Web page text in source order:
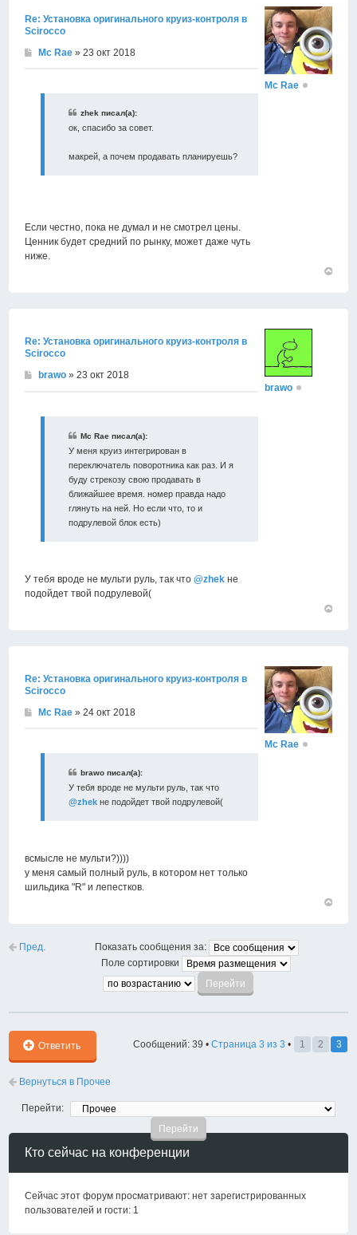
Re: Установка оригинального круиз-контроля в
Scirocco
Mc Rae » 23 окт 2018
zhek писал(а):
ок, спасибо за совет.
макрей, а почем продавать планируешь?
Если честно, пока не думал и не смотрел цены.
Ценник будет средний по рынку, может даже чуть
ниже.
Mc Rae
Re: Установка оригинального круиз-контроля в
Scirocco
brawo » 23 окт 2018
Mc Rae писал(а):
У меня круиз интегрирован в
переключатель поворотника как раз. И я
буду стрекозу свою продавать в
ближайшее время. номер правда надо
глянуть на ней. Но если что, то и
подрулевой блок есть)
У тебя вроде не мульти руль, так что@zhek не
подойдет твой подрулевой(
brawo
Re: Установка оригинального круиз-контроля в
Scirocco
Mc Rae » 24 окт 2018
brawo писал(а):
У тебя вроде не мульти руль, так что
@zhek не подойдет твой подрулевой(
всмысле не мульти?))))
у меня самый полный руль, в котором нет только
шильдика "R" и лепестков.
Mc Rae
Пред.
Показать сообщения за:
Поле сортировки
Ответить Сообщений: 39 • Страница 3 из 3 • 1 2 3
Вернуться в Прочее
Перейти:
Кто сейчас на конференции
Сейчас этот форум просматривают: нет зарегистрированных
пользователей и гости: 1